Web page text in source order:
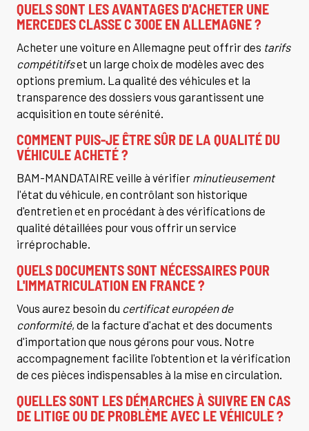
QUELS SONT LES AVANTAGES D'ACHETER UNE
MERCEDES CLASSE C 300E EN ALLEMAGNE?
Acheter une voiture en Allemagne peut offrir des tarifs
compétitifset un large choix de modèles avec des
options premium. La qualité des véhicules et la
transparence des dossiers vous garantissent une
acquisition en toute sérénité.
COMMENT PUIS-JE ÊTRE SÛR DE LA QUALITÉ DU
VÉHICULE ACHETÉ ?
BAM-MANDATAIRE veille à vérifier minutieusement
l'état du véhicule, en contrôlant son historique
d'entretien et en procédant à des vérifications de
qualité détaillées pour vous offrir un service
irréprochable.
QUELS DOCUMENTS SONT NÉCESSAIRES POUR
L'IMMATRICULATION EN FRANCE ?
Vous aurez besoin du certificat européen de
conformité, de la facture d'achat et des documents
d'importation que nous gérons pour vous. Notre
accompagnement facilite l'obtention et la vérification
de ces pièces indispensables à la mise en circulation.
QUELLES SONT LES DÉMARCHES À SUIVRE EN CAS
DE LITIGE OU DE PROBLÈME AVEC LE VÉHICULE ?